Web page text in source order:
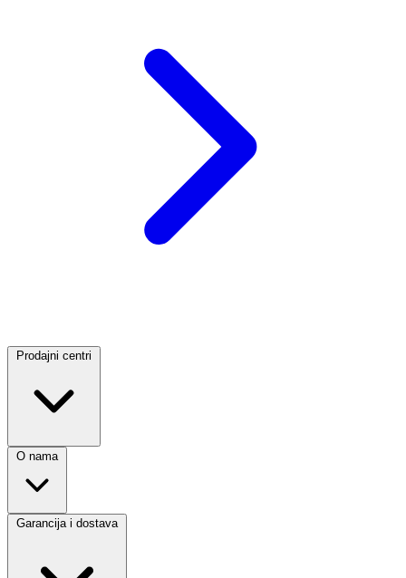
Prodajni centri
O nama
Garancija i dostava